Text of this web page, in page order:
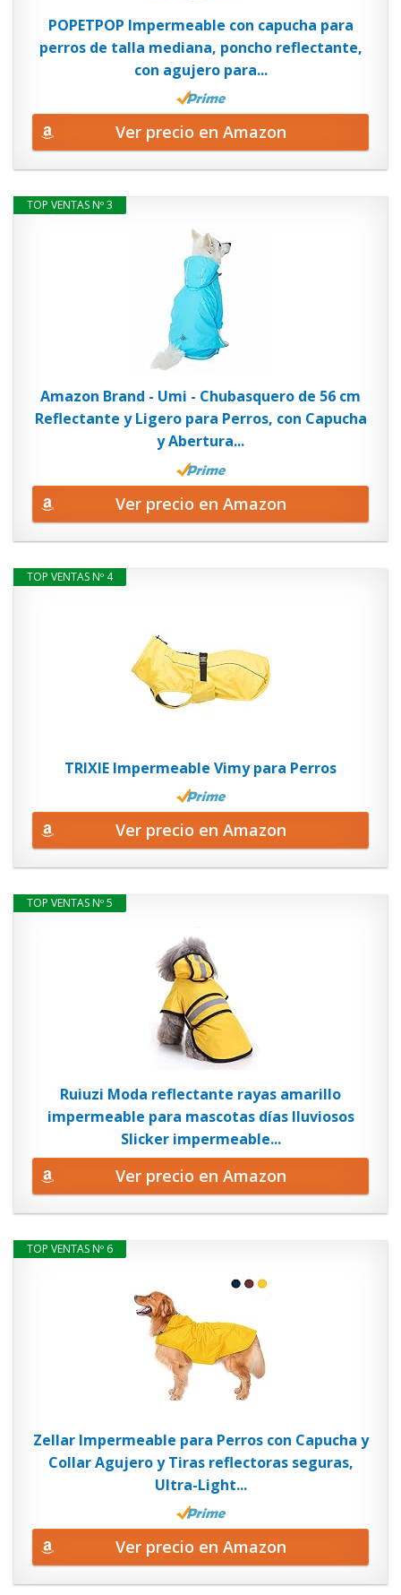
POPETPOP Impermeable con capucha para
perros de talla mediana, poncho reflectante,
con agujero para...
Ver precio en Amazon
TOP VENTAS Nº 3
Amazon Brand - Umi - Chubasquero de 56 cm
Reflectante y Ligero para Perros, con Capucha
y Abertura...
Ver precio en Amazon
TOP VENTAS Nº 4
TRIXIE Impermeable Vimy para Perros
Ver precio en Amazon
TOP VENTAS Nº 5
Ruiuzi Moda reflectante rayas amarillo
impermeable para mascotas días lluviosos
Slicker impermeable...
Ver precio en Amazon
TOP VENTAS Nº 6
Zellar Impermeable para Perros con Capucha y
Collar Agujero y Tiras reflectoras seguras,
Ultra-Light...
Ver precio en Amazon